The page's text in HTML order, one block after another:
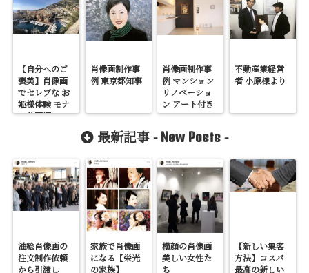
【自分へのご
褒美】肖像画
でセレブな お
姫様体験 モナ
コ公国編
肖像画制作事
例 東京都知事
肖像画制作事
例 マンション
リノベーショ
ン アート付き
不動産業経営
者 小原様より
最新記事 - New Posts -
油絵肖像画の
注文制作依頼
から引渡し
家族で肖像画
になる【栄光
の家族】
横顔の肖像画
美しい女性た
ち
【新しい集客
方法】コスパ
最高の新しい